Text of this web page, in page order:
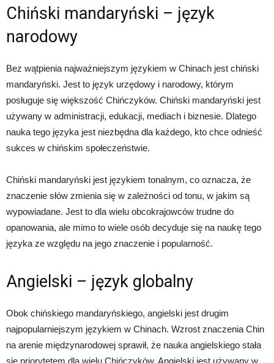
Chiński mandaryński – język
narodowy
Bez wątpienia najważniejszym językiem w Chinach jest chiński
mandaryński. Jest to język urzędowy i narodowy, którym
posługuje się większość Chińczyków. Chiński mandaryński jest
używany w administracji, edukacji, mediach i biznesie. Dlatego
nauka tego języka jest niezbędna dla każdego, kto chce odnieść
sukces w chińskim społeczeństwie.
Chiński mandaryński jest językiem tonalnym, co oznacza, że
znaczenie słów zmienia się w zależności od tonu, w jakim są
wypowiadane. Jest to dla wielu obcokrajowców trudne do
opanowania, ale mimo to wiele osób decyduje się na naukę tego
języka ze względu na jego znaczenie i popularność.
Angielski – język globalny
Obok chińskiego mandaryńskiego, angielski jest drugim
najpopularniejszym językiem w Chinach. Wzrost znaczenia Chin
na arenie międzynarodowej sprawił, że nauka angielskiego stała
się priorytetem dla wielu Chińczyków. Angielski jest używany w